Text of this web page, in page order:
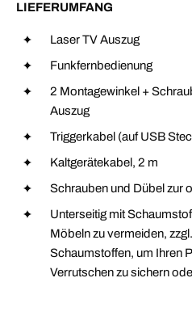
LIEFERUMFANG
Laser TV Auszug
Funkfernbedienung
2 Montagewinkel +
Auszug
Triggerkabel (auf USB
Kaltgerätekabel, 2 m
Schrauben und Dübel zur
Unterseitig mit
Möbeln zu vermeiden,
Schaumstoffen, um Ihren
Verrutschen zu sichern